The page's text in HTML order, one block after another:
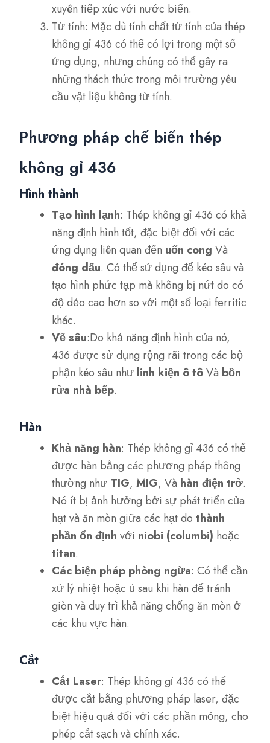
xuyên tiếp xúc với nước biển.
Từ tính: Mặc dù tính chất từ tính của thép
không gỉ 436 có thể có lợi trong một số
ứng dụng, nhưng chúng có thể gây ra
những thách thức trong môi trường yêu
cầu vật liệu không từ tính.
Phương pháp chế biến thép
không gỉ 436
Hình thành
Tạo hình lạnh: Thép không gỉ 436 có khả
năng định hình tốt, đặc biệt đối với các
ứng dụng liên quan đến uốn cong Và
đóng dấu. Có thể sử dụng để kéo sâu và
tạo hình phức tạp mà không bị nứt do có
độ dẻo cao hơn so với một số loại ferritic
khác.
Vẽ sâu:Do khả năng định hình của nó,
436 được sử dụng rộng rãi trong các bộ
phận kéo sâu như linh kiện ô tôVà bồn
rửa nhà bếp.
Hàn
Khả năng hàn: Thép không gỉ 436 có thể
được hàn bằng các phương pháp thông
thường như TIG,MIG, Và hàn điện trở.
Nó ít bị ảnh hưởng bởi sự phát triển của
hạt và ăn mòn giữa các hạt dothành
phần ổn định với niobi (columbi) hoặc
titan.
Các biện pháp phòng ngừa: Có thể cần
xử lý nhiệt hoặc ủ sau khi hàn để tránh
giòn và duy trì khả năng chống ăn mòn ở
các khu vực hàn.
Cắt
Cắt Laser: Thép không gỉ 436 có thể
được cắt bằng phương pháp laser, đặc
biệt hiệu quả đối với các phần mỏng, cho
phép cắt sạch và chính xác.